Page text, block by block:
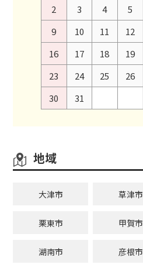
2
3 4 5
9
10 11 12
16
17 18 19
23
24 25 26
30
31
地域
大津市 草津市
栗東市 甲賀市
湖南市 彦根市